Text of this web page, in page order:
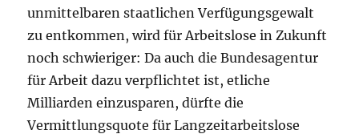
unmittelbaren staatlichen Verfügungsgewalt
zu entkommen, wird für Arbeitslose in Zukunft
noch schwieriger: Da auch die Bundesagentur
für Arbeit dazu verpflichtet ist, etliche
Milliarden einzusparen, dürfte die
Vermittlungsquote für Langzeitarbeitslose